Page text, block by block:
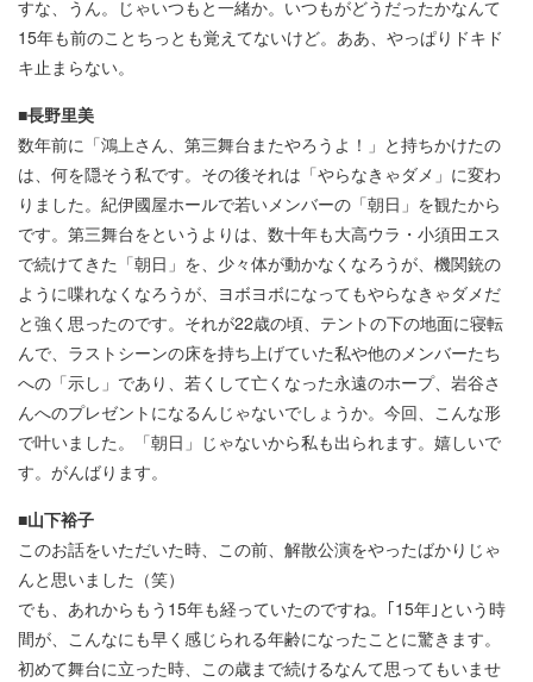
すな、うん。じゃいつもと一緒か。いつもがどうだったかなんて
15年も前のことちっとも覚えてないけど。ああ、やっぱりドキド
キ止まらない。
■長野里美
数年前に「鴻上さん、第三舞台またやろうよ！」と持ちかけたの
は、何を隠そう私です。その後それは「やらなきゃダメ」に変わ
りました。紀伊國屋ホールで若いメンバーの「朝日」を観たから
です。第三舞台をというよりは、数十年も大高ウラ・小須田エス
で続けてきた「朝日」を、少々体が動かなくなろうが、機関銃の
ように喋れなくなろうが、ヨボヨボになってもやらなきゃダメだ
と強く思ったのです。それが22歳の頃、テントの下の地面に寝転
んで、ラストシーンの床を持ち上げていた私や他のメンバーたち
への「示し」であり、若くして亡くなった永遠のホープ、岩谷さ
んへのプレゼントになるんじゃないでしょうか。今回、こんな形
で叶いました。「朝日」じゃないから私も出られます。嬉しいで
す。がんばります。
■山下裕子
このお話をいただいた時、この前、解散公演をやったばかりじゃ
んと思いました（笑）
でも、あれからもう15年も経っていたのですね。｢15年｣という時
間が、こんなにも早く感じられる年齢になったことに驚きます。
初めて舞台に立った時、この歳まで続けるなんて思ってもいませ